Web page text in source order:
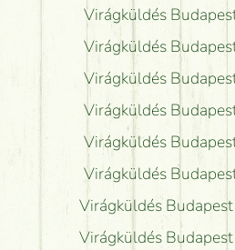
Virágküldés
Virágküldés
Virágküldés
Virágküldés
Virágküldés
Virágküldés
Virágküldés
Virágküldés